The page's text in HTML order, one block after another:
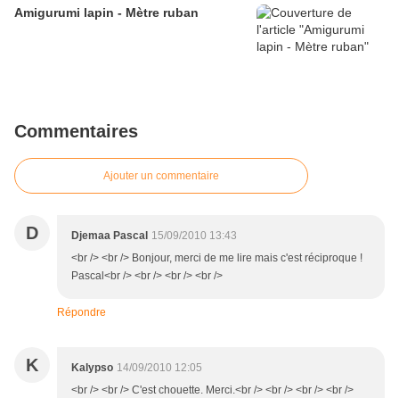
Amigurumi lapin - Mètre ruban
Commentaires
Ajouter un commentaire
D Djemaa Pascal 15/09/2010 13:43
<br /> <br /> Bonjour, merci de me lire mais c'est réciproque !
Pascal<br /> <br /> <br /> <br />
Répondre
K Kalypso 14/09/2010 12:05
<br /> <br /> C'est chouette. Merci.<br /> <br /> <br /> <br />